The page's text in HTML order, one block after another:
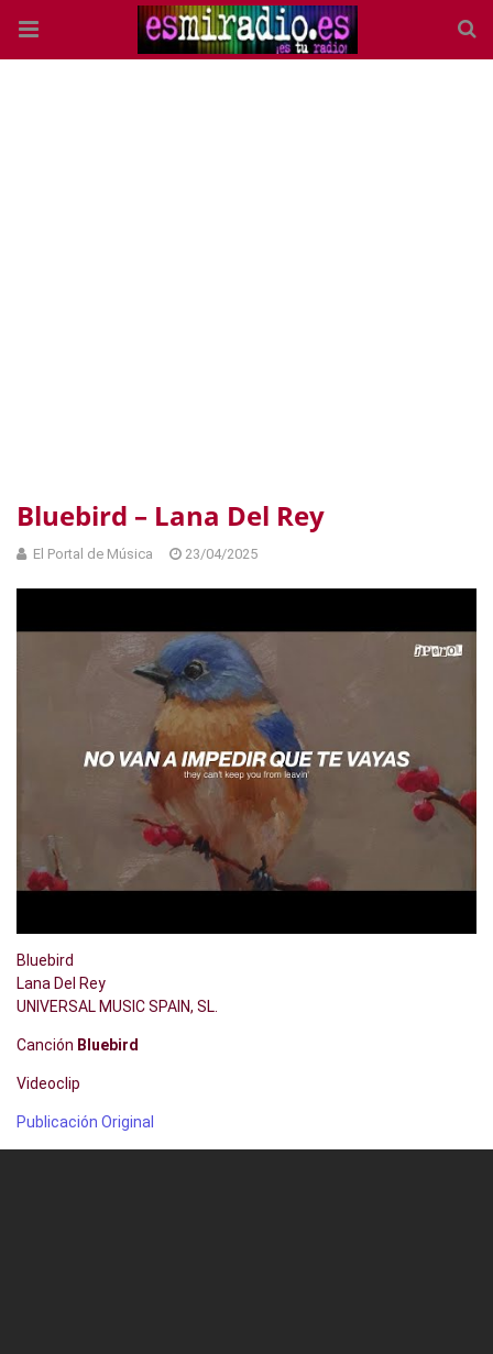
Bluebird – Lana Del Rey
El Portal de Música 23/04/2025
Bluebird
Lana Del Rey
UNIVERSAL MUSIC SPAIN, SL.
Canción Bluebird
Videoclip
Publicación Original